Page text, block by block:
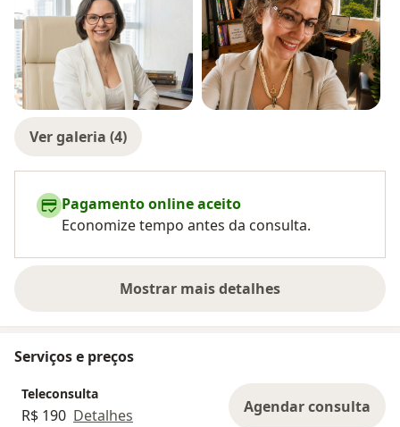
Ver galeria (4)
Pagamento online aceito
Economize tempo antes da consulta.
Mostrar mais detalhes
sobre a experiência
Serviços e preços
Teleconsulta
R$ 190 Detalhes Agendar consulta